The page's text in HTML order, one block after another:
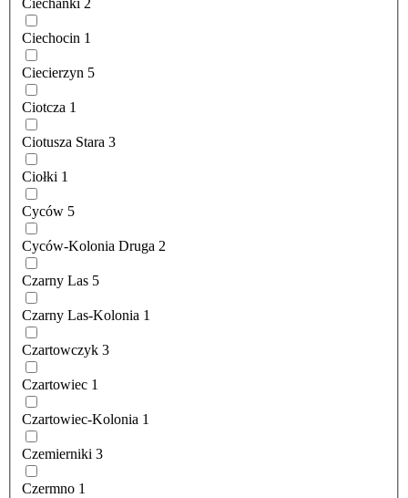
Ciechanki 2
Ciechocin 1
Ciecierzyn 5
Ciotcza 1
Ciotusza Stara 3
Ciołki 1
Cyców 5
Cyców-Kolonia Druga 2
Czarny Las 5
Czarny Las-Kolonia 1
Czartowczyk 3
Czartowiec 1
Czartowiec-Kolonia 1
Czemierniki 3
Czermno 1